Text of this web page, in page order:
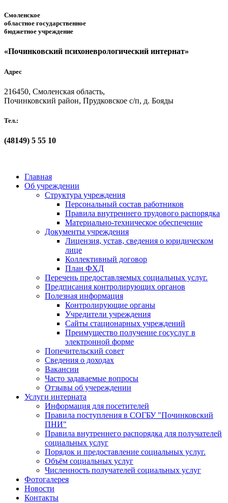
Смоленское
областное государственное
бюджетное учреждение
«Починковский психоневрологический интернат»
Адрес
216450, Смоленская область,
Починковский район, Прудковское с/п, д. Бояды
Тел.:
(48149) 5 55 10
Главная
Об учреждении
Структура учреждения
Персональный состав работников
Правила внутреннего трудового распорядка
Материально-техническое обеспечение
Документы учреждения
Лицензия, устав, сведения о юридическом
лице
Коллективный договор
План ФХД
Перечень предоставляемых социальных услуг.
Предписания контролирующих органов
Полезная информация
Контролирующие органы
Учредители учреждения
Сайты стационарных учреждений
Преимущество получение госуслуг в
электронной форме
Попечительский совет
Сведения о доходах
Вакансии
Часто задаваемые вопросы
Отзывы об учереждении
Услуги интерната
Информация для посетителей
Правила поступления в СОГБУ "Починковский
ПНИ"
Правила внутреннего распорядка для получателей
социальных услуг
Порядок и предоставление социальных услуг.
Объём социальных услуг
Численность получателей социальных услуг
Фотогалерея
Новости
Контакты